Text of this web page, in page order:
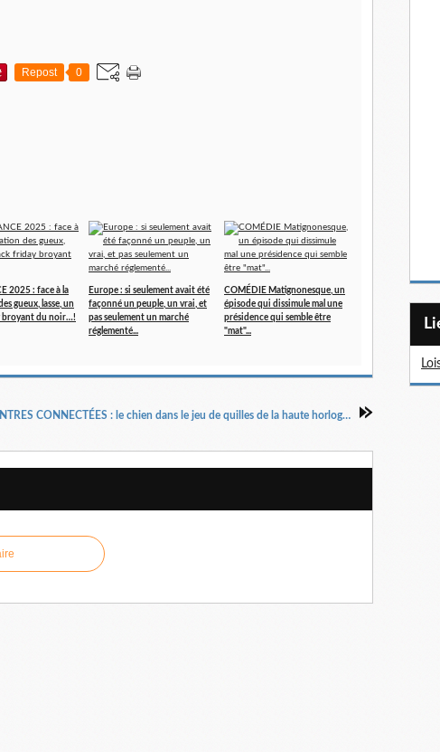
Repost 0
2025 : face à la
gueux, lasse, un
broyant du noir…!
Europe : si seulement avait été
façonné un peuple, un vrai, et
pas seulement un marché
réglementé...
COMÉDIE Matignonesque, un
épisode qui dissimule mal une
présidence qui semble être
"mat"...
MONTRES CONNECTÉES : le chien dans le jeu de quilles de la haute horlogerie…